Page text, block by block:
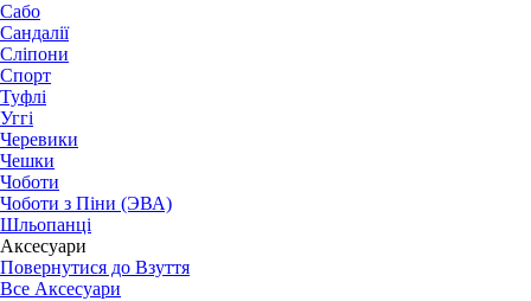
Сабо
Сандалії
Сліпони
Спорт
Туфлі
Уггі
Черевики
Чешки
Чоботи
Чоботи з Піни (ЭВА)
Шльопанці
Аксесуари
Повернутися до Взуття
Все Аксесуари